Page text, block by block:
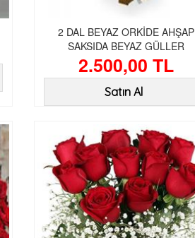
2 DAL BEYAZ ORKİDE AHŞAP
SAKSIDA BEYAZ GÜLLER
2.500,00 TL
Satın Al